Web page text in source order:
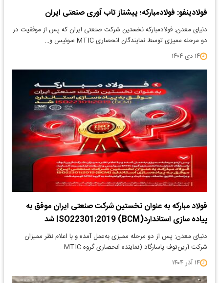
فولادینفو: فولادمبارکه؛ پیشتاز تاب آوری صنعتی ایران
دنیای معدن: فولادمبارکه نخستین شرکت صنعتی ایران که پس از موفقیت در
دو مرحله ممیزی توسط نمایندگان انحصاری MTIC سوئیس و…
۱۴ دی ۱۴۰۴
فولاد مبارکه به عنوان نخستین شرکت صنعتی ایران موفق به
پیاده سازی استاندارد(BCM) ISO22301:2019 شد
دنیای معدن: پس از دو مرحله ممیزی به‌عمل آمده و با اعلام نظر ممیزان
شرکت آرین‌توف پاسارگاد (نماینده انحصاری گروه MTIC…
۱۴ آذر ۱۴۰۴